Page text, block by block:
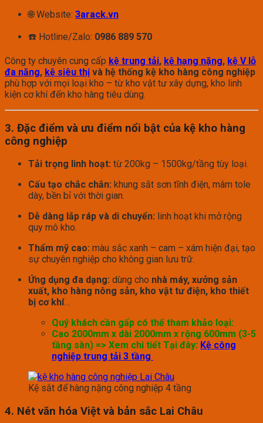
🌐 Website: 3arack.vn
☎️ Hotline/Zalo: 0986 889 570
Công ty chuyên cung cấp kệ trung tải, kệ hạng nặng, kệ V lỗ
đa năng, kệ siêu thị và hệ thống kệ kho hàng công nghiệp
phù hợp với mọi loại kho – từ kho vật tư xây dựng, kho linh
kiện cơ khí đến kho hàng tiêu dùng.
3. Đặc điểm và ưu điểm nổi bật của kệ kho hàng
công nghiệp
Tải trọng linh hoạt: từ 200kg – 1500kg/tầng tùy loại.
Cấu tạo chắc chắn: khung sắt sơn tĩnh điện, mâm tole
dày, bền bỉ với thời gian.
Dễ dàng lắp ráp và di chuyển: linh hoạt khi mở rộng
quy mô kho.
Thẩm mỹ cao: màu sắc xanh – cam – xám hiện đại, tạo
sự chuyên nghiệp cho không gian lưu trữ.
Ứng dụng đa dạng: dùng cho nhà máy, xưởng sản
xuất, kho hàng nông sản, kho vật tư điện, kho thiết
bị cơ khí…
Quý khách cần gấp có thể tham khảo loại:
Cao 2000mm x dài 2000mm x rộng 600mm (3-5
tầng sàn) => Xem chi tiết Tại đây: Kệ công
nghiệp trung tải 3 tầng
Kệ sắt để hàng nặng công nghiệp 4 tầng
4. Nét văn hóa Việt và bản sắc Lai Châu